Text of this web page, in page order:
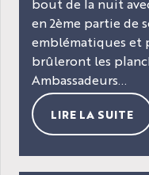
en 2ème partie de
emblématiques et
brûleront les
Ambassadeurs...
LIRE LA SUITE